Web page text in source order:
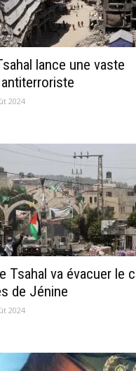
lance une vaste
2024
Tsahal va évacuer le
de Jénine
2024